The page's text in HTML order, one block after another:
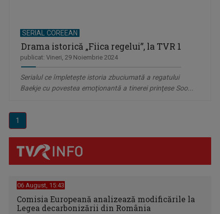
SERIAL COREEAN
Drama istorică „Fiica regelui”, la TVR 1
publicat: Vineri, 29 Noiembrie 2024
Serialul ce împleteşte istoria zbuciumată a regatului
Baekje cu povestea emoţionantă a tinerei prinţese Soo...
1
06 August, 15:43
Comisia Europeană analizează modificările la
Legea decarbonizării din România